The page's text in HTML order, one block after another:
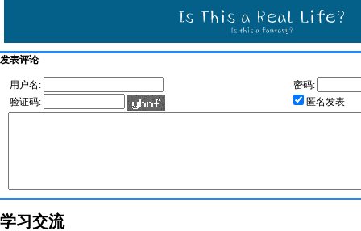
发表评论
用户名:
密码:
验证码:
匿名发表
学习交流